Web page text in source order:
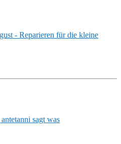
- Reparieren für die kleine
sagt was